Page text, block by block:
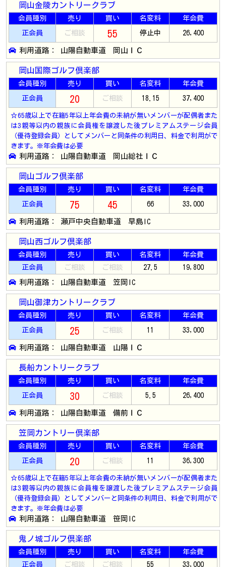
岡山金陵カントリークラブ
会員種別 売り 買い 名変料 年会費
正会員 ご相談 55 停止中 26,400
利用道路： 山陽自動車道 岡山ＩＣ
岡山国際ゴルフ倶楽部
会員種別 売り 買い 名変料 年会費
正会員 20 ご相談 18.15 37,400
☆65歳以上で在籍5年以上年会費の未納が無いメンバーが配偶者また
は3親等以内の親族に会員権を譲渡した後プレミアムステージ会員
（優待登録会員）としてメンバーと同条件の利用日、料金で利用がで
きます。※年会費は必要
利用道路： 山陽自動車道 岡山総社ＩＣ
岡山ゴルフ倶楽部
会員種別 売り 買い 名変料 年会費
正会員 75 45 66 33,000
利用道路： 瀬戸中央自動車道 早島IC
岡山西ゴルフ倶楽部
会員種別 売り 買い 名変料
年会費
正会員
ご相談 ご相談 27.5 19,800
利用道路： 山陽自動車道 笠岡IC
岡山御津カントリークラブ
会員種別 売り 買い 名変料 年会費
正会員 25 ご相談 11 33,000
利用道路： 山陽自動車道 山陽ＩＣ
長船カントリークラブ
会員種別 売り 買い 名変料 年会費
正会員 30 ご相談 5.5 26,400
利用道路： 山陽自動車道 備前ＩＣ
笠岡カントリー倶楽部
会員種別 売り 買い 名変料 年会費
正会員 20 ご相談 11 36,300
☆65歳以上で在籍5年以上年会費の未納が無いメンバーが配偶者また
は3親等以内の親族に会員権を譲渡した後プレミアムステージ会員
（優待登録会員）としてメンバーと同条件の利用日、料金で利用がで
きます。※年会費は必要
利用道路： 山陽自動車道 笹岡IC
鬼ノ城ゴルフ倶楽部
会員種別 売り 買い 名変料
年会費
正会員
ご相談 ご相談 55 33,000